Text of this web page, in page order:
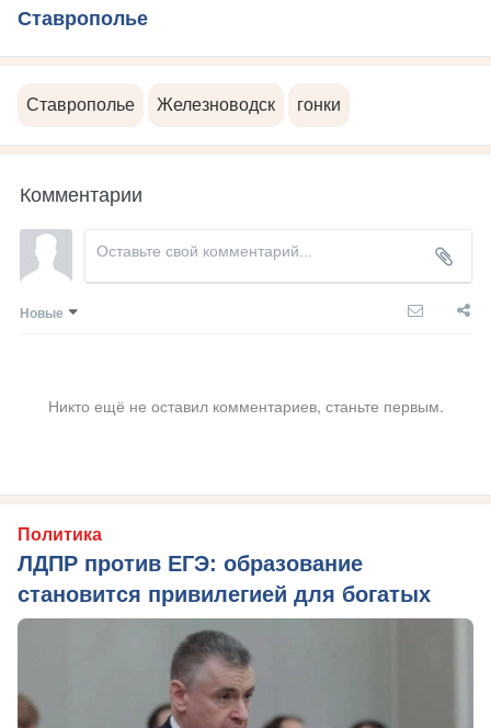
Ставрополье
Ставрополье Железноводск гонки
Комментарии
Новые
Никто ещё не оставил комментариев, станьте первым.
Политика
ЛДПР против ЕГЭ: образование
становится привилегией для богатых